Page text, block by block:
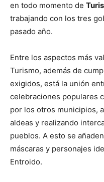
en todo momento de
trabajando con los tres
pasado año.
Entre los aspectos más
Turismo, además de
exigidos, está la unión
celebraciones populares
por los otros municipios,
aldeas y realizando
pueblos. A esto se
máscaras y personajes
Entroido.